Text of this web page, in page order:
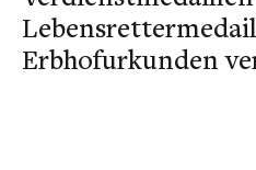
Erbhofurkunden